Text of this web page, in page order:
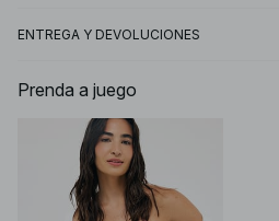
ENTREGA Y DEVOLUCIONES
Prenda a juego